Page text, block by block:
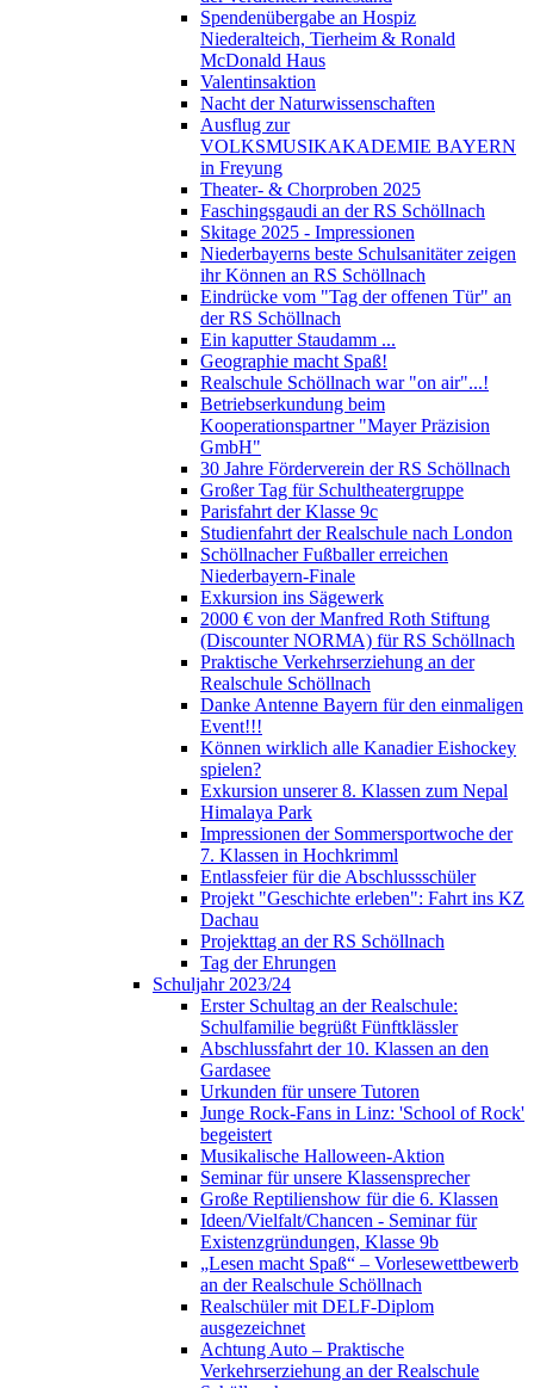
Spendenübergabe an Hospiz
Niederalteich, Tierheim & Ronald
McDonald Haus
Valentinsaktion
Nacht der Naturwissenschaften
Ausflug zur
VOLKSMUSIKAKADEMIE BAYERN
in Freyung
Theater- & Chorproben 2025
Faschingsgaudi an der RS Schöllnach
Skitage 2025 - Impressionen
Niederbayerns beste Schulsanitäter zeigen
ihr Können an RS Schöllnach
Eindrücke vom "Tag der offenen Tür" an
der RS Schöllnach
Ein kaputter Staudamm ...
Geographie macht Spaß!
Realschule Schöllnach war "on air"...!
Betriebserkundung beim
Kooperationspartner "Mayer Präzision
GmbH"
30 Jahre Förderverein der RS Schöllnach
Großer Tag für Schultheatergruppe
Parisfahrt der Klasse 9c
Studienfahrt der Realschule nach London
Schöllnacher Fußballer erreichen
Niederbayern-Finale
Exkursion ins Sägewerk
2000 € von der Manfred Roth Stiftung
(Discounter NORMA) für RS Schöllnach
Praktische Verkehrserziehung an der
Realschule Schöllnach
Danke Antenne Bayern für den einmaligen
Event!!!
Können wirklich alle Kanadier Eishockey
spielen?
Exkursion unserer 8. Klassen zum Nepal
Himalaya Park
Impressionen der Sommersportwoche der
7. Klassen in Hochkrimml
Entlassfeier für die Abschlussschüler
Projekt "Geschichte erleben": Fahrt ins KZ
Dachau
Projekttag an der RS Schöllnach
Tag der Ehrungen
Schuljahr 2023/24
Erster Schultag an der Realschule:
Schulfamilie begrüßt Fünftklässler
Abschlussfahrt der 10. Klassen an den
Gardasee
Urkunden für unsere Tutoren
Junge Rock-Fans in Linz: 'School of Rock'
begeistert
Musikalische Halloween-Aktion
Seminar für unsere Klassensprecher
Große Reptilienshow für die 6. Klassen
Ideen/Vielfalt/Chancen - Seminar für
Existenzgründungen, Klasse 9b
„Lesen macht Spaß“ – Vorlesewettbewerb
an der Realschule Schöllnach
Realschüler mit DELF-Diplom
ausgezeichnet
Achtung Auto – Praktische
Verkehrserziehung an der Realschule